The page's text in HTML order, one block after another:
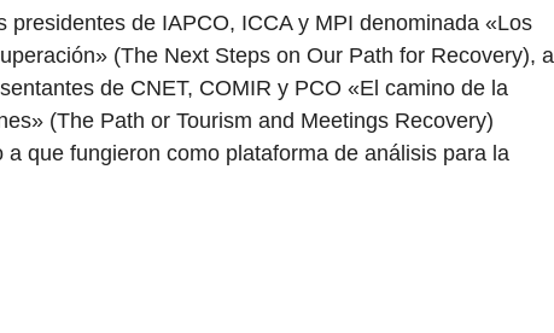
presidentes de IAPCO, ICCA y MPI denominada «Los
(The Next Steps on Our Path for Recovery),
de CNET, COMIR y PCO «El camino de la
(The Path or Tourism and Meetings Recovery)
que fungieron como plataforma de análisis para la